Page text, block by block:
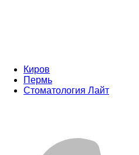
Киров
Пермь
Стоматология Лайт